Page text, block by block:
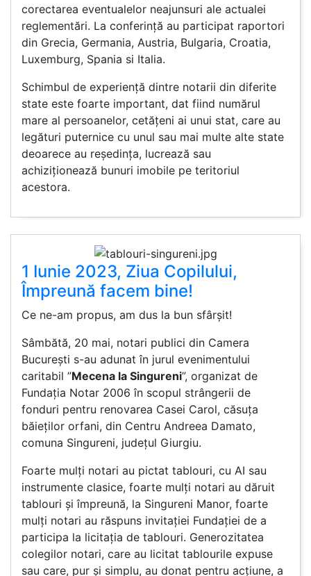
corectarea eventualelor neajunsuri ale actualei
reglementări. La conferință au participat raportori
din Grecia, Germania, Austria, Bulgaria, Croatia,
Luxemburg, Spania si Italia.
Schimbul de experiență dintre notarii din diferite
state este foarte important, dat fiind numărul
mare al persoanelor, cetățeni ai unui stat, care au
legături puternice cu unul sau mai multe alte state
deoarece au reședința, lucrează sau
achiziționează bunuri imobile pe teritoriul
acestora.
1 Iunie 2023, Ziua Copilului,
Împreună facem bine!
Ce ne-am propus, am dus la bun sfârșit!
Sâmbătă, 20 mai, notari publici din Camera
București s-au adunat în jurul evenimentului
caritabil ”Mecena la Singureni”, organizat de
Fundația Notar 2006 în scopul strângerii de
fonduri pentru renovarea Casei Carol, căsuța
băieților orfani, din Centru Andreea Damato,
comuna Singureni, județul Giurgiu.
Foarte mulți notari au pictat tablouri, cu AI sau
instrumente clasice, foarte mulți notari au dăruit
tablouri și împreună, la Singureni Manor, foarte
mulți notari au răspuns invitației Fundației de a
participa la licitația de tablouri. Generozitatea
colegilor notari, care au licitat tablourile expuse
sau care, pur și simplu, au donat pentru acțiune, a